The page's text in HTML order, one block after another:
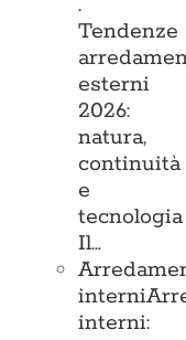
Tendenze
esterni
2026:
natura,
continuità
e
tecnologia
Il…
interni
interni: